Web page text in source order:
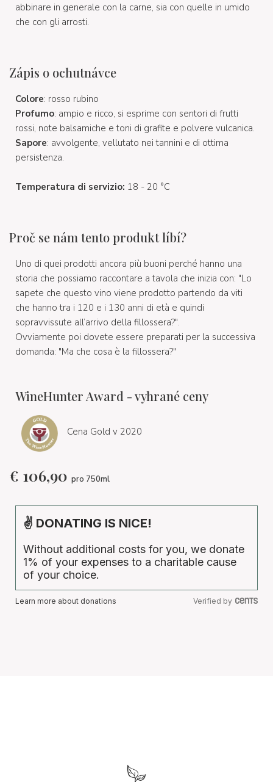
abbinare in generale con la carne, sia con quelle in umido
che con gli arrosti.
Zápis o ochutnávce
Colore: rosso rubino
Profumo: ampio e ricco, si esprime con sentori di frutti
rossi, note balsamiche e toni di grafite e polvere vulcanica.
Sapore: avvolgente, vellutato nei tannini e di ottima
persistenza.
Temperatura di servizio: 18 - 20 °C
Proč se nám tento produkt líbí?
Uno di quei prodotti ancora più buoni perché hanno una
storia che possiamo raccontare a tavola che inizia con: "Lo
sapete che questo vino viene prodotto partendo da viti
che hanno tra i 120 e i 130 anni di età e quindi
sopravvissute all’arrivo della fillossera?".
Ovviamente poi dovete essere preparati per la successiva
domanda: "Ma che cosa è la fillossera?"
WineHunter Award - vyhrané ceny
Cena Gold v 2020
€ 106,90 pro 750ml
✌ DONATING IS NICE!
Without additional costs for you, we donate
1% of your expenses to a charitable cause
of your choice.
Learn more about donations Verified by